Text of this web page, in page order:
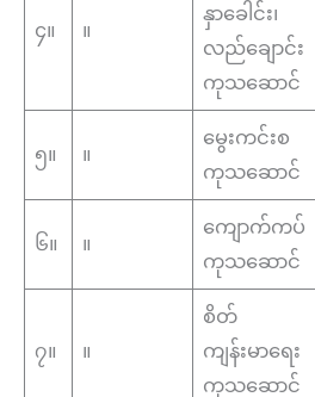
၄။ ။
နှာခေါင်း၊
လည်ချောင်း
ကုသဆောင်
၅။ ။
မွေးကင်းစ
ကုသဆောင်
၆။ ။
ကျောက်ကပ်
ကုသဆောင်
၇။ ။
စိတ်
ကျန်းမာရေး
ကုသဆောင်